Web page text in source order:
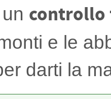
controllo
e le
darti la